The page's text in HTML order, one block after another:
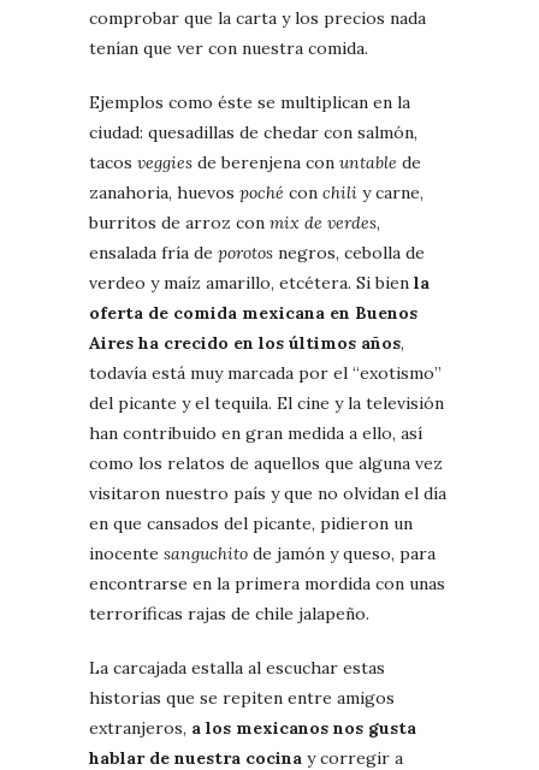
comprobar que la carta y los precios nada
tenían que ver con nuestra comida.
Ejemplos como éste se multiplican en la
ciudad: quesadillas de chedar con salmón,
tacos veggies de berenjena con untable de
zanahoria, huevos poché con chili y carne,
burritos de arroz con mix de verdes,
ensalada fría de porotos negros, cebolla de
verdeo y maíz amarillo, etcétera. Si bien la
oferta de comida mexicana en Buenos
Aires ha crecido en los últimos años,
todavía está muy marcada por el “exotismo”
del picante y el tequila. El cine y la televisión
han contribuido en gran medida a ello, así
como los relatos de aquellos que alguna vez
visitaron nuestro país y que no olvidan el día
en que cansados del picante, pidieron un
inocente sanguchito de jamón y queso, para
encontrarse en la primera mordida con unas
terroríficas rajas de chile jalapeño.
La carcajada estalla al escuchar estas
historias que se repiten entre amigos
extranjeros, a los mexicanos nos gusta
hablar de nuestra cocina y corregir a